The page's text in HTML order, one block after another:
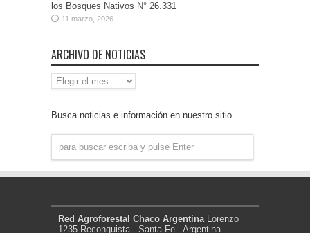
los Bosques Nativos N° 26.331
11 marzo, 2026
ARCHIVO DE NOTICIAS
Archivo
de
Busca noticias e información en nuestro sitio
Red Agroforestal Chaco ArgentinaLorenzo
1235 Reconquista - Santa Fe - Argentina